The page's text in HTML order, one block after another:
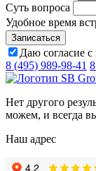
Суть вопроса
Удобное время
Даю согласие
8 (495) 989-98-41
Нет другого
можем, и всегда
Наш адрес